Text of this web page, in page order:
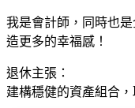
我是會計師，同時也
造更多的幸福感！
退休主張：
建構穩健的資產組合